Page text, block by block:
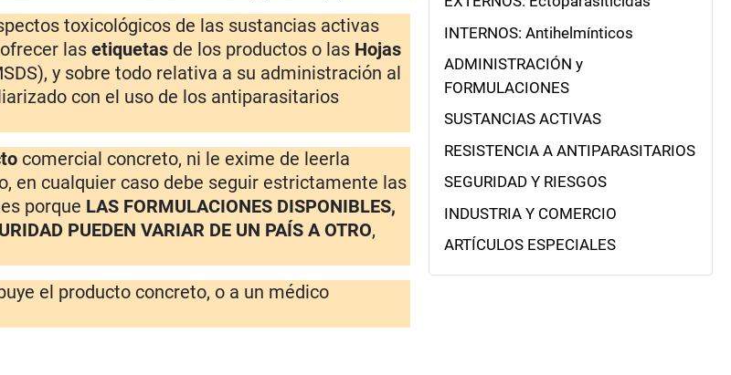
toxicológicos de las sustancias activas
lasetiquetas de los productos o las Hojas
y sobre todo relativa a su administración al
con el uso de los antiparasitarios
comercial concreto, ni le exime de leerla
en cualquier caso debe seguir estrictamente las
porque LAS FORMULACIONES DISPONIBLES,
PUEDEN VARIAR DE UN PAÍS A OTRO,
el producto concreto, o a un médico
INTERNOS: Antihelmínticos
ADMINISTRACIÓN y
FORMULACIONES
SUSTANCIAS ACTIVAS
RESISTENCIA A ANTIPARASITARIOS
SEGURIDAD Y RIESGOS
INDUSTRIA Y COMERCIO
ARTÍCULOS ESPECIALES